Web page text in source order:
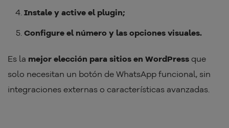
Instale y active el plugin;
Configure el número y las opciones visuales.
Es la mejor elección para sitios en WordPress que
solo necesitan un botón de WhatsApp funcional, sin
integraciones externas o características avanzadas.